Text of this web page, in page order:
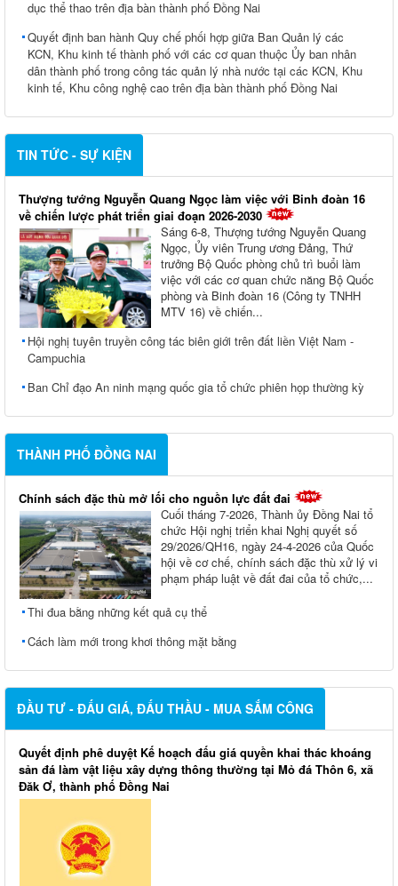
dục thể thao trên địa bàn thành phố Đồng Nai
Quyết định ban hành Quy chế phối hợp giữa Ban Quản lý các
KCN, Khu kinh tế thành phố với các cơ quan thuộc Ủy ban nhân
dân thành phố trong công tác quản lý nhà nước tại các KCN, Khu
kinh tế, Khu công nghệ cao trên địa bàn thành phố Đồng Nai
TIN TỨC - SỰ KIỆN
Thượng tướng Nguyễn Quang Ngọc làm việc với Binh đoàn 16
về chiến lược phát triển giai đoạn 2026-2030
Sáng 6-8, Thượng tướng Nguyễn Quang
Ngọc, Ủy viên Trung ương Đảng, Thứ
trưởng Bộ Quốc phòng chủ trì buổi làm
việc với các cơ quan chức năng Bộ Quốc
phòng và Binh đoàn 16 (Công ty TNHH
MTV 16) về chiến...
Hội nghị tuyên truyền công tác biên giới trên đất liền Việt Nam -
Campuchia
Ban Chỉ đạo An ninh mạng quốc gia tổ chức phiên họp thường kỳ
THÀNH PHỐ ĐỒNG NAI
Chính sách đặc thù mở lối cho nguồn lực đất đai
Cuối tháng 7-2026, Thành ủy Ðồng Nai tổ
chức Hội nghị triển khai Nghị quyết số
29/2026/QH16, ngày 24-4-2026 của Quốc
hội về cơ chế, chính sách đặc thù xử lý vi
phạm pháp luật về đất đai của tổ chức,...
Thi đua bằng những kết quả cụ thể
Cách làm mới trong khơi thông mặt bằng
ĐẦU TƯ - ĐẤU GIÁ, ĐẤU THẦU - MUA SẮM CÔNG
Quyết định phê duyệt Kế hoạch đấu giá quyền khai thác khoáng
sản đá làm vật liệu xây dựng thông thường tại Mỏ đá Thôn 6, xã
Đăk Ơ, thành phố Đồng Nai